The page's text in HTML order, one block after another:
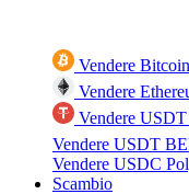
Vendere Bitcoin
Vendere
Vendere
Vendere USDT
Vendere USDC
Scambio